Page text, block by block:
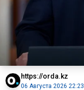
https://orda.kz
06 Августа 2026 22:23